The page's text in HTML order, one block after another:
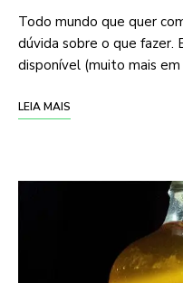
Todo mundo que quer
dúvida sobre o que fazer.
disponível (muito mais
LEIA MAIS